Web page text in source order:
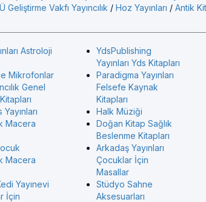
Geliştirme Vakfı Yayıncılık / Hoz Yayınları / Antik
Astroloji
Mikrofonlar
Genel
Macera
Macera
Yayınevi
İçin
YdsPublishing
Yayınları Yds Kitapları
Paradigma Yayınları
Felsefe Kaynak
Kitapları
Halk Müziği
Doğan Kitap Sağlık
Beslenme Kitapları
Arkadaş Yayınları
Çocuklar İçin
Masallar
Stüdyo Sahne
Aksesuarları